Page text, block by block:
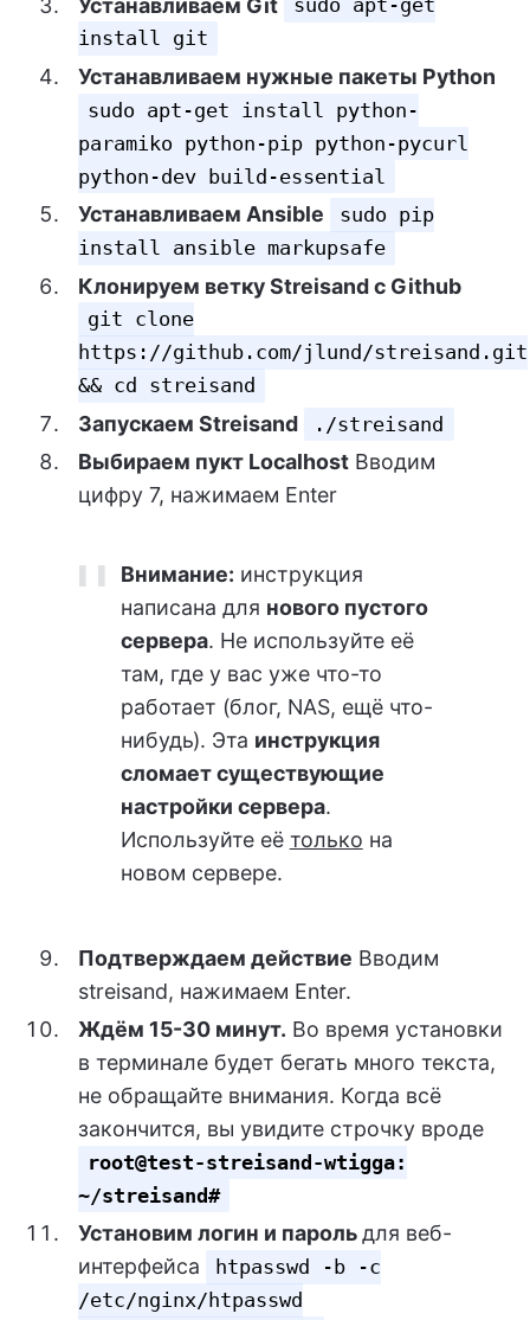
sudo apt-get
install git
Устанавливаем нужные пакеты Python
sudo apt-get install python-
paramiko python-pip python-pycurl
python-dev build-essential
Устанавливаем Ansible
sudo pip
install ansible markupsafe
Клонируем ветку Streisand с Github
git clone
https://github.com/jlund/streisand.git
&& cd streisand
Запускаем Streisand ./streisand
Выбираем пукт LocalhostВводим
цифру 7, нажимаем Enter
Внимание: инструкция
написана для нового пустого
сервера. Не используйте её
там, где у вас уже что-то
работает (блог, NAS, ещё что-
нибудь). Эта инструкция
сломает существующие
настройки сервера.
Используйте её только на
новом сервере.
Подтверждаем действие Вводим
streisand, нажимаем Enter.
Ждём 15-30 минут. Во время установки
в терминале будет бегать много текста,
не обращайте внимания. Когда всё
закончится, вы увидите строчку вроде
root@test-streisand-wtigga:
~/streisand#
Установим логин и парольдля веб-
интерфейса
htpasswd -b -c
/etc/nginx/htpasswd